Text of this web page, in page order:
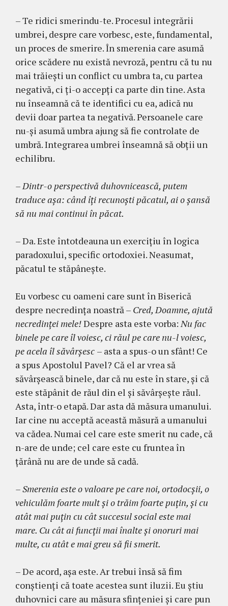
– Te ridici smerindu-te. Procesul integrării
umbrei, despre care vorbesc, este, fundamental,
un proces de smerire. În smerenia care asumă
orice scădere nu există nevroză, pentru că tu nu
mai trăiești un conflict cu umbra ta, cu partea
negativă, ci ţi-o accepţi ca parte din tine. Asta
nu înseamnă că te identifici cu ea, adică nu
devii doar partea ta negativă. Persoanele care
nu-și asumă umbra ajung să fie controlate de
umbră. Integrarea umbrei înseamnă să obţii un
echilibru.
– Dintr-o perspectivă duhovnicească, putem
traduce așa: când îți recunoști păcatul, ai o șansă
să nu mai continui în păcat.
– Da. Este întotdeauna un exercițiu în logica
paradoxului, specific ortodoxiei. Neasumat,
păcatul te stăpânește.
Eu vorbesc cu oameni care sunt în Biserică
despre necredința noastră – Cred, Doamne, ajută
necredinței mele!Despre asta este vorba:Nu fac
binele pe care îl voiesc, ci răul pe care nu-l voiesc,
pe acela îl săvârșesc – asta a spus-o un sfânt! Ce
a spus Apostolul Pavel? Că el ar vrea să
săvârșească binele, dar că nu este în stare, și că
este stăpânit de răul din el și săvârșește răul.
Asta, într-o etapă. Dar asta dă măsura umanului.
Iar cine nu acceptă această măsură a umanului
va cădea. Numai cel care este smerit nu cade, că
n-are de unde; cel care este cu fruntea în
țărână nu are de unde să cadă.
– Smerenia este o valoare pe care noi, ortodocșii, o
vehiculăm foarte mult și o trăim foarte puțin, și cu
atât mai puțin cu cât succesul social este mai
mare. Cu cât ai funcţii mai înalte şi onoruri mai
multe, cu atât e mai greu să fii smerit.
– De acord, așa este. Ar trebui însă să fim
conştienţi că toate acestea sunt iluzii. Eu știu
duhovnici care au măsura sfințeniei și care pun